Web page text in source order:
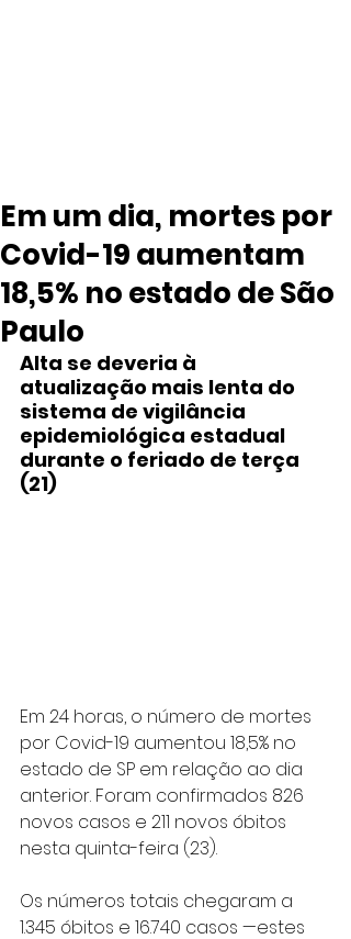
Em um dia, mortes por
Covid-19 aumentam
18,5% no estado de São
Paulo
Alta se deveria à
atualização mais lenta do
sistema de vigilância
epidemiológica estadual
durante o feriado de terça
(21)
Em 24 horas, o número de mortes
por Covid-19 aumentou 18,5% no
estado de SP em relação ao dia
anterior. Foram confirmados 826
novos casos e 211 novos óbitos
nesta quinta-feira (23).
Os números totais chegaram a
1.345 óbitos e 16.740 casos —estes